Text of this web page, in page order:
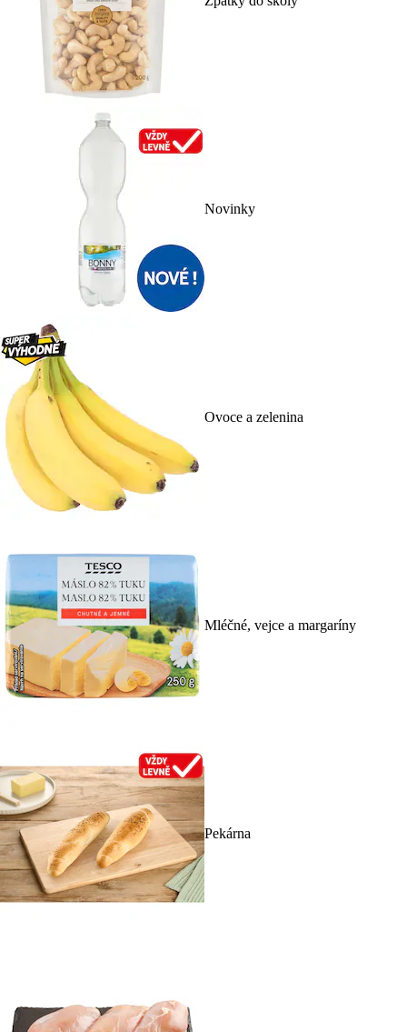
Novinky
Ovoce a zelenina
Mléčné, vejce a margaríny
Pekárna